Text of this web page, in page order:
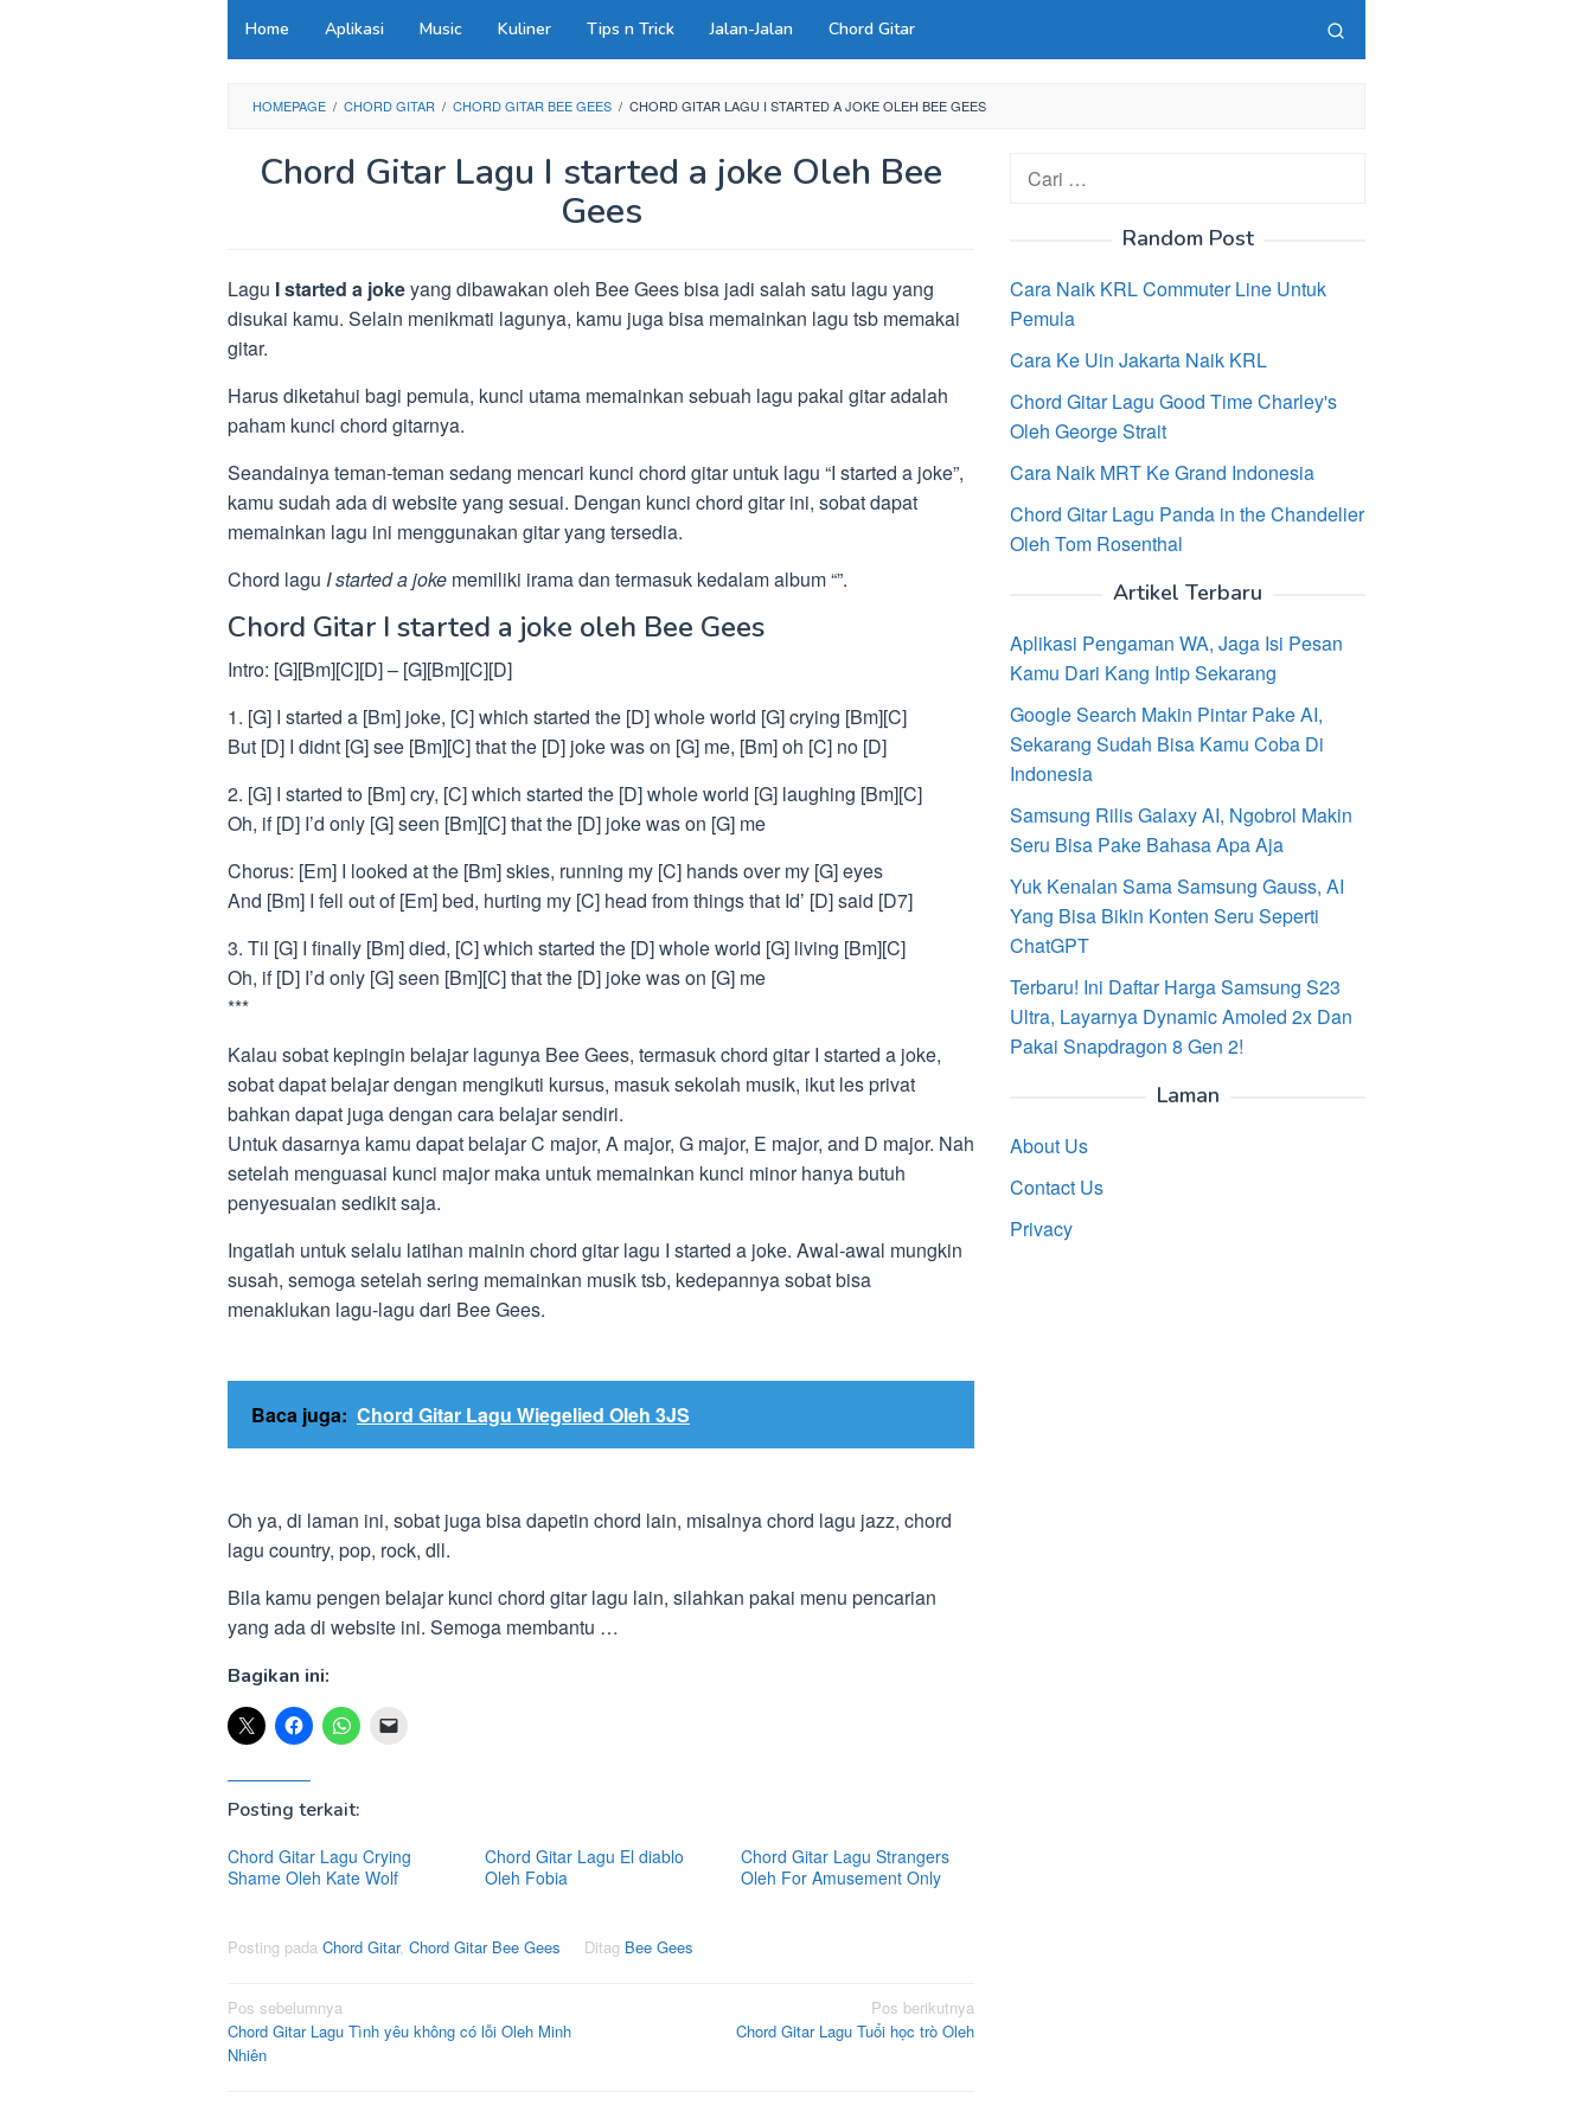
Home Aplikasi Music Kuliner Tips n Trick Jalan-Jalan Chord Gitar
HOMEPAGE / CHORD GITAR / CHORD GITAR BEE GEES / CHORD GITAR LAGU I STARTED A JOKE OLEH BEE GEES
Chord Gitar Lagu I started a joke Oleh Bee
Gees
Lagu I started a jokeyang dibawakan oleh Bee Gees bisa jadi salah satu lagu yang
disukai kamu. Selain menikmati lagunya, kamu juga bisa memainkan lagu tsb memakai
gitar.
Harus diketahui bagi pemula, kunci utama memainkan sebuah lagu pakai gitar adalah
paham kunci chord gitarnya.
Seandainya teman-teman sedang mencari kunci chord gitar untuk lagu “I started a joke”,
kamu sudah ada di website yang sesuai. Dengan kunci chord gitar ini, sobat dapat
memainkan lagu ini menggunakan gitar yang tersedia.
Chord lagu I started a joke memiliki irama dan termasuk kedalam album “”.
Chord Gitar I started a joke oleh Bee Gees
Intro: [G][Bm][C][D] – [G][Bm][C][D]
1. [G] I started a [Bm] joke, [C] which started the [D] whole world [G] crying [Bm][C]
But [D] I didnt [G] see [Bm][C] that the [D] joke was on [G] me, [Bm] oh [C] no [D]
2. [G] I started to [Bm] cry, [C] which started the [D] whole world [G] laughing [Bm][C]
Oh, if [D] I’d only [G] seen [Bm][C] that the [D] joke was on [G] me
Chorus: [Em] I looked at the [Bm] skies, running my [C] hands over my [G] eyes
And [Bm] I fell out of [Em] bed, hurting my [C] head from things that Id’ [D] said [D7]
3. Til [G] I finally [Bm] died, [C] which started the [D] whole world [G] living [Bm][C]
Oh, if [D] I’d only [G] seen [Bm][C] that the [D] joke was on [G] me
***
Kalau sobat kepingin belajar lagunya Bee Gees, termasuk chord gitar I started a joke,
sobat dapat belajar dengan mengikuti kursus, masuk sekolah musik, ikut les privat
bahkan dapat juga dengan cara belajar sendiri.
Untuk dasarnya kamu dapat belajar C major, A major, G major, E major, and D major. Nah
setelah menguasai kunci major maka untuk memainkan kunci minor hanya butuh
penyesuaian sedikit saja.
Ingatlah untuk selalu latihan mainin chord gitar lagu I started a joke. Awal-awal mungkin
susah, semoga setelah sering memainkan musik tsb, kedepannya sobat bisa
menaklukan lagu-lagu dari Bee Gees.
Baca juga: Chord Gitar Lagu Wiegelied Oleh 3JS
Oh ya, di laman ini, sobat juga bisa dapetin chord lain, misalnya chord lagu jazz, chord
lagu country, pop, rock, dll.
Bila kamu pengen belajar kunci chord gitar lagu lain, silahkan pakai menu pencarian
yang ada di website ini. Semoga membantu …
Bagikan ini:
Posting terkait:
Chord Gitar Lagu Crying
Shame Oleh Kate Wolf
Chord Gitar Lagu El diablo
Oleh Fobia
Chord Gitar Lagu Strangers
Oleh For Amusement Only
Posting pada Chord Gitar, Chord Gitar Bee Gees Ditag Bee Gees
Navigasi
pos
Pos sebelumnya
Chord Gitar Lagu Tình yêu không có lỗi Oleh Minh
Nhiên
Pos berikutnya
Chord Gitar Lagu Tuổi học trò Oleh
Cari
Random Post
Cara Naik KRL Commuter Line Untuk
Pemula
Cara Ke Uin Jakarta Naik KRL
Chord Gitar Lagu Good Time Charley's
Oleh George Strait
Cara Naik MRT Ke Grand Indonesia
Chord Gitar Lagu Panda in the Chandelier
Oleh Tom Rosenthal
Artikel Terbaru
Aplikasi Pengaman WA, Jaga Isi Pesan
Kamu Dari Kang Intip Sekarang
Google Search Makin Pintar Pake AI,
Sekarang Sudah Bisa Kamu Coba Di
Indonesia
Samsung Rilis Galaxy AI, Ngobrol Makin
Seru Bisa Pake Bahasa Apa Aja
Yuk Kenalan Sama Samsung Gauss, AI
Yang Bisa Bikin Konten Seru Seperti
ChatGPT
Terbaru! Ini Daftar Harga Samsung S23
Ultra, Layarnya Dynamic Amoled 2x Dan
Pakai Snapdragon 8 Gen 2!
Laman
About Us
Contact Us
Privacy